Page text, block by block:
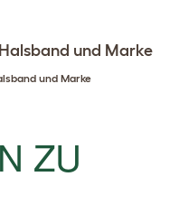
und Marke
ZU